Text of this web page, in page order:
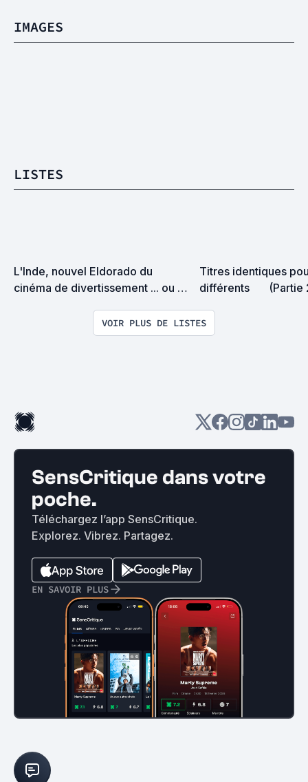
IMAGES
LISTES
L'Inde, nouvel Eldorado du
cinéma de divertissement ... ou
Titres identiques
différents       (Partie
VOIR PLUS DE LISTES
SensCritique dans votre
poche.
Téléchargez l’app SensCritique.
Explorez. Vibrez. Partagez.
EN SAVOIR PLUS